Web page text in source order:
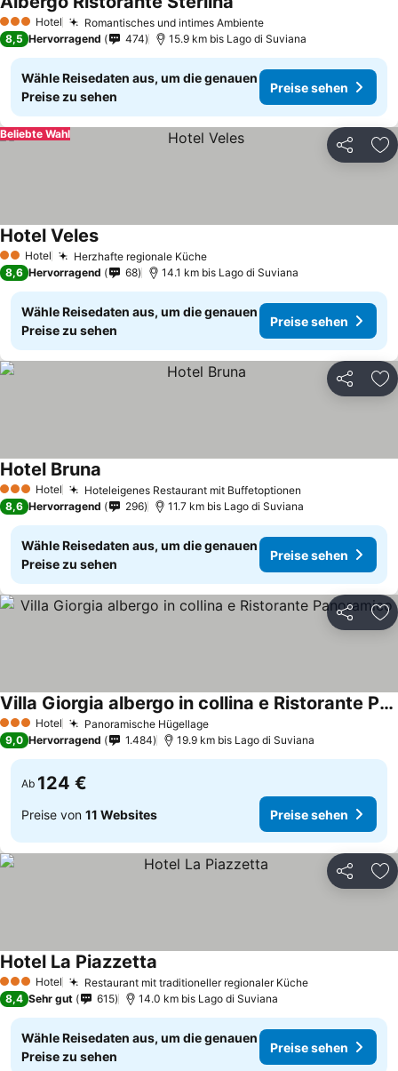
3 SterneHotel Romantisches und intimes Ambiente
8,5 Hervorragend 474 15.9 km bis Lago di Suviana
Wähle Reisedaten aus, um die genauen
Preise zu sehen
Preise sehen
Teilen
Beliebte Wahl
2 Sterne
Hotel Herzhafte regionale Küche
Hotel Veles
8,6 Hervorragend 68 14.1 km bis Lago di Suviana
Wähle Reisedaten aus, um die genauen
Preise zu sehen
Preise sehen
Teilen
3 SterneHotel Hoteleigenes Restaurant mit Buffetoptionen
Hotel Bruna
8,6 Hervorragend 296 11.7 km bis Lago di Suviana
Wähle Reisedaten aus, um die genauen
Preise zu sehen
Preise sehen
Teilen
3 SterneHotel Panoramische Hügellage
Villa Giorgia albergo in collina e Ristorante Panoramico
9,0 Hervorragend 1.484 19.9 km bis Lago di Suviana
Ab 124 €
Preise von 11 Websites Preise sehen
Teilen
3 SterneHotel Restaurant mit traditioneller regionaler Küche
Hotel La Piazzetta
8,4 Sehr gut 615 14.0 km bis Lago di Suviana
Wähle Reisedaten aus, um die genauen
Preise zu sehen
Preise sehen